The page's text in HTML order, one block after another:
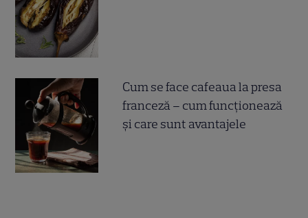
Cum se face cafeaua la presa
franceză – cum funcționează
și care sunt avantajele